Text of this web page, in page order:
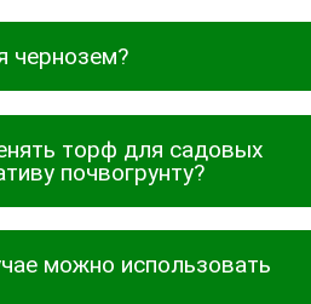
чернозем?
торф для садовых
почвогрунту?
можно использовать